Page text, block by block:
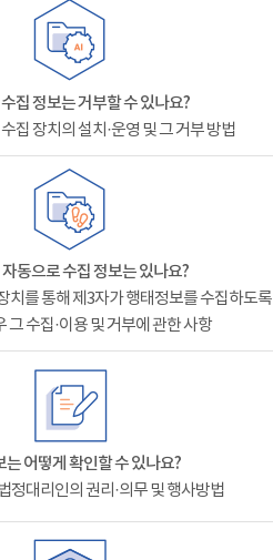
집 정보는 거부할 수 있나요?
집 장치의 설치·운영 및 그 거부 방법
동으로 수집 정보는 있나요?
치를 통해 제3자가 행태정보를 수집하도록
그 수집·이용 및 거부에 관한 사항
는 어떻게 확인할 수 있나요?
정대리인의 권리·의무 및 행사방법